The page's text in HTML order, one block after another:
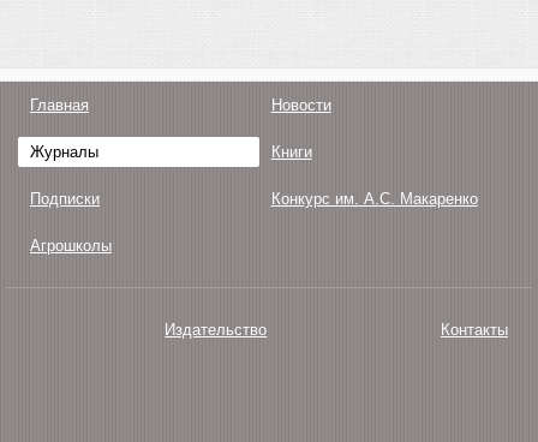
Главная Новости
Журналы Книги
Подписки Конкурс им. А.С. Макаренко
Агрошколы
Издательство Контакты